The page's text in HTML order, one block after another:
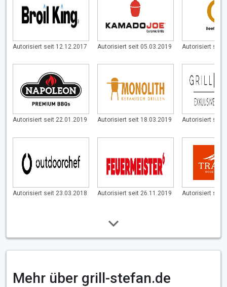
Autorisiert seit 12.12.2017
Autorisiert seit 22.01.2019
Autorisiert seit 23.03.2018
Autorisiert seit 05.03.2019
Autorisiert seit 18.03.2019
Autorisiert seit 26.11.2019
Autorisiert seit
Autorisiert seit
Autorisiert seit
Mehr über grill-stefan.de